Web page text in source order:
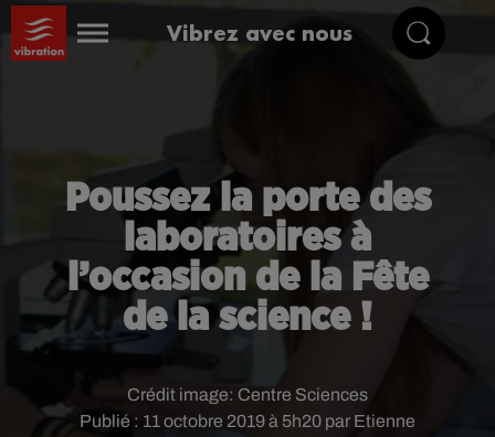
Vibrez avec nous
Poussez la porte des
laboratoires à
l’occasion de la Fête
de la science !
Publié : 11 octobre 2019 à 5h20 par Etienne
Crédit image: Centre Sciences